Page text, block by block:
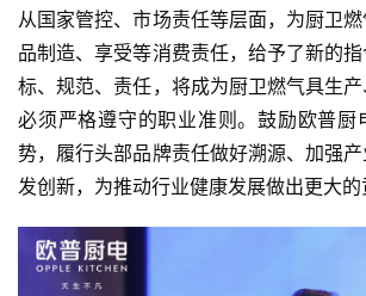
从国家管控、市场责任等层面，为厨卫
品制造、享受等消费责任，给予了新的
标、规范、责任，将成为厨卫燃气具生产
必须严格遵守的职业准则。鼓励欧普厨
势，履行头部品牌责任做好溯源、加强
发创新，为推动行业健康发展做出更大的